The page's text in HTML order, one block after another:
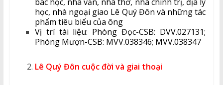
học, nhà ngoại giao Lê Quý Đôn và những tác
phẩm tiêu biểu của ông
Vị trí tài liệu: Phòng Đọc-CSB: DVV.027131;
Phòng Mượn-CSB: MVV.038346; MVV.038347
Lê Quý Đôn cuộc đời và giai thoại